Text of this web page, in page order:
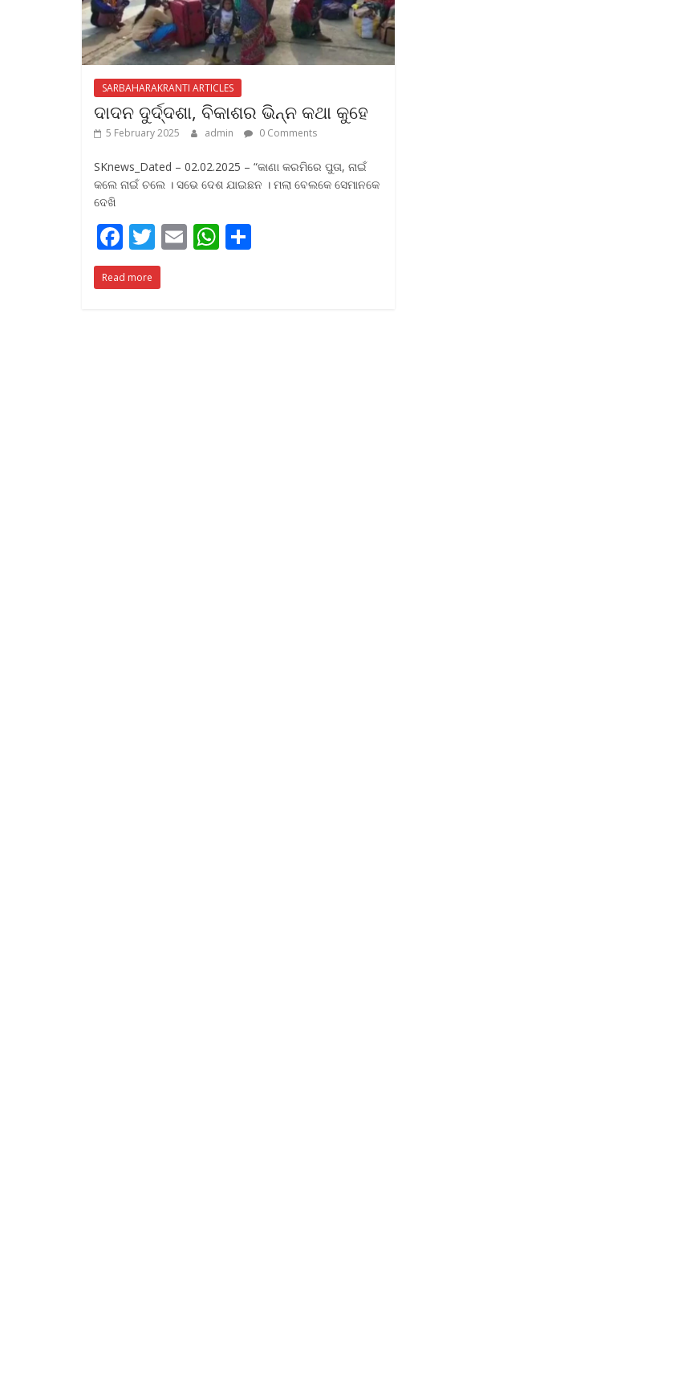
SARBAHARAKRANTI ARTICLES
ଦାଦନ ଦୁର୍ଦ୍ଦଶା, ବିକାଶର ଭିନ୍ନ କଥା କୁହେ
5 February 2025 admin 0 Comments
SKnews_Dated – 02.02.2025 – “କାଣା କରମିରେ ପୁତା, ନାଇଁ
କଲେ ନାଇଁ ଚଲେ । ସଭେ ଦେଶ ଯାଇଛନ । ମଲା ବେଲକେ ସେମାନକେ
ଦେଖି
F
ac
e
T
w
itt
E
m
W
h
Read more